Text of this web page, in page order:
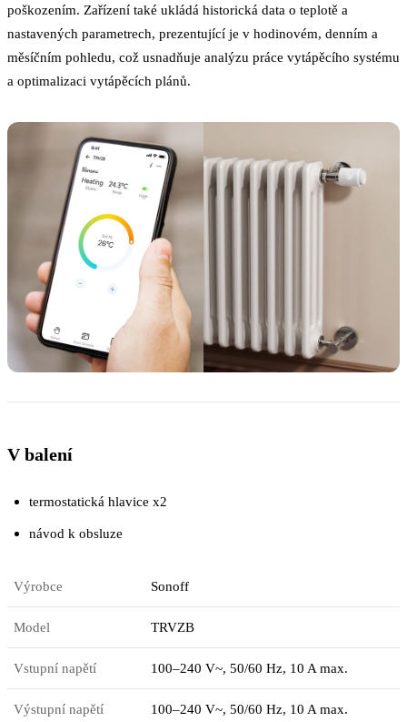
poškozením. Zařízení také ukládá historická data o teplotě a
nastavených parametrech, prezentující je v hodinovém, denním a
měsíčním pohledu, což usnadňuje analýzu práce vytápěcího systému
a optimalizaci vytápěcích plánů.
V balení
termostatická hlavice x2
návod k obsluze
Výrobce Sonoff
Model TRVZB
Vstupní napětí 100–240 V~, 50/60 Hz, 10 A max.
Výstupní napětí 100–240 V~, 50/60 Hz, 10 A max.